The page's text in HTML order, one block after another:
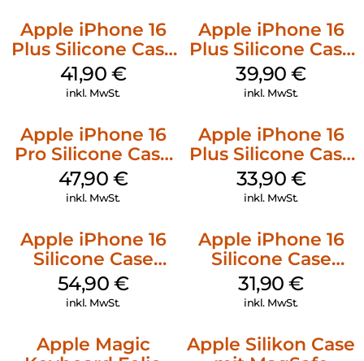
Apple iPhone 16
Plus Silicone Case
MagSafe Stone
Gray
41,90 €
inkl. MwSt.
Apple iPhone 16
Plus Silicone Case
MagSafe Plum
39,90€
inkl. MwSt.
Apple iPhone 16
Pro Silicone Case
MagSafe Denim
47,90 €
inkl. MwSt.
Apple iPhone 16
Plus Silicone Case
MagSafe Lake
Green
33,90 €
inkl. MwSt.
Apple iPhone 16
Silicone Case
MagSafe Black
54,90 €
inkl. MwSt.
Apple iPhone 16
Silicone Case
MagSafe Fuchsia
31,90€
inkl. MwSt.
Apple Magic
Apple Silikon Case